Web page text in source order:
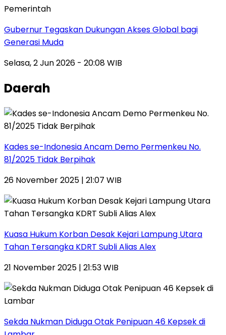
Pemerintah
Gubernur Tegaskan Dukungan Akses Global bagi
Generasi Muda
Selasa, 2 Jun 2026 - 20:08 WIB
Daerah
Kades se-Indonesia Ancam Demo Permenkeu No.
81/2025 Tidak Berpihak
26 November 2025 | 21:07 WIB
Kuasa Hukum Korban Desak Kejari Lampung Utara
Tahan Tersangka KDRT Subli Alias Alex
21 November 2025 | 21:53 WIB
Sekda Nukman Diduga Otak Penipuan 46 Kepsek di